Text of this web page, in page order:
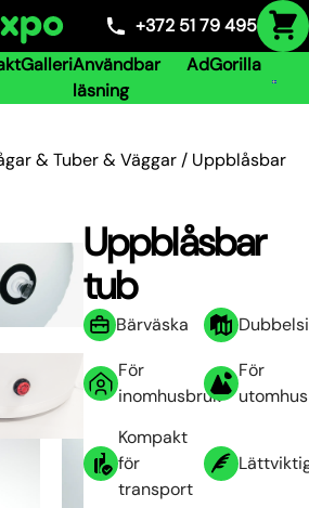
+372 51 79 495
GalleriAnvändbar
läsning
AdGorilla
& Tuber & Väggar / Uppblåsbar
Uppblåsbar
tub
Bärväska
För
inomhusbruk
För
Kompakt
för
transport